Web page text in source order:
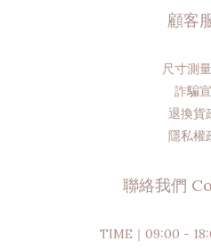
顧客
尺寸測
詐騙
退換貨
隱私權
聯絡我們
TIME｜09:00 -